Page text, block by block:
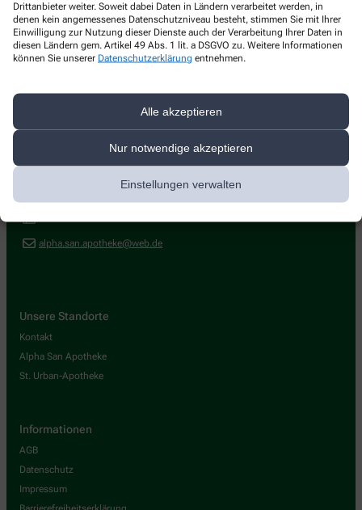
Drittanbieter weiter. Soweit dabei Daten in Ländern verarbeitet werden, in
denen kein angemessenes Datenschutzniveau besteht, stimmen Sie mit Ihrer
Einwilligung zur Nutzung dieser Dienste auch der Verarbeitung Ihrer Daten in
diesen Ländern gem. Artikel 49 Abs. 1 lit. a DSGVO zu. Weitere Informationen
können Sie unserer Datenschutzerklärung entnehmen.
Alle akzeptieren
Nur notwendige akzeptieren
Einstellungen verwalten
Mehr Lesen
Alpha San Apotheke
alpha.san.apotheke@web.de
Unsere Standorte
Kontakt
Alpha San Apotheke
St. Urban-Apotheke
Informationen
AGB
Datenschutz
Impressum